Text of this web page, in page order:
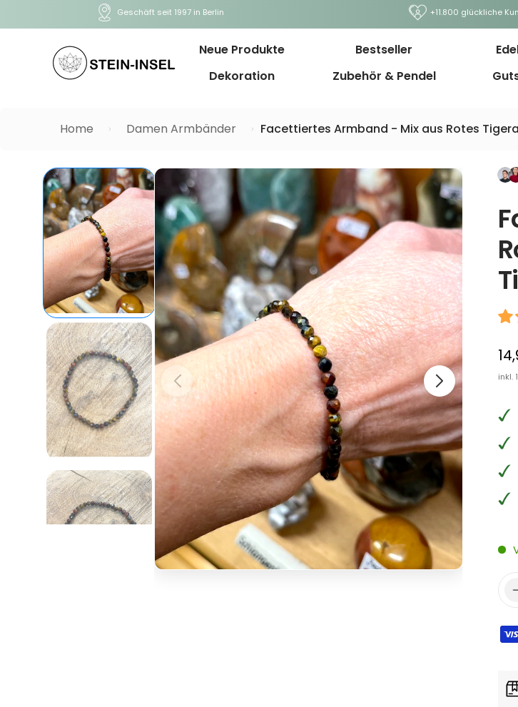
Geschäft seit 1997 in Berlin +11.800 glückliche
Neue Produkte Bestseller
Dekoration
Zubehör & Pendel
Home Damen Armbänder Facettiertes Armband - Mix aus Rotes
inkl.